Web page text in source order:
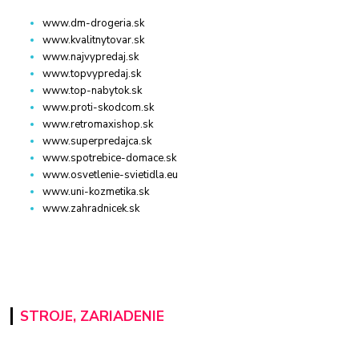
www.dm-drogeria.sk
www.kvalitnytovar.sk
www.najvypredaj.sk
www.topvypredaj.sk
www.top-nabytok.sk
www.proti-skodcom.sk
www.retromaxishop.sk
www.superpredajca.sk
www.spotrebice-domace.sk
www.osvetlenie-svietidla.eu
www.uni-kozmetika.sk
www.zahradnicek.sk
STROJE, ZARIADENIE